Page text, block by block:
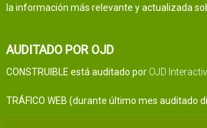
la información más relevante y actualizada
AUDITADO POR OJD
CONSTRUIBLE está auditado por OJD
TRÁFICO WEB (durante último mes auditado